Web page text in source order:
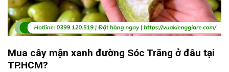
Mua cây mận xanh đường Sóc Trăng ở đâu tại
TP.HCM?